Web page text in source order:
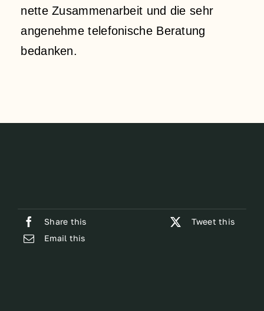
nette Zusammenarbeit und die sehr
angenehme telefonische Beratung
bedanken.
Share this
Tweet this
Email this